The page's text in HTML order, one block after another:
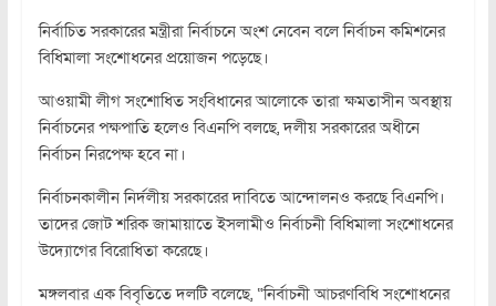
নির্বাচিত সরকারের মন্ত্রীরা নির্বাচনে অংশ নেবেন বলে নির্বাচন কমিশনের
বিধিমালা সংশোধনের প্রয়োজন পড়েছে।
আওয়ামী লীগ সংশোধিত সংবিধানের আলোকে তারা ক্ষমতাসীন অবস্থায়
নির্বাচনের পক্ষপাতি হলেও বিএনপি বলছে, দলীয় সরকারের অধীনে
নির্বাচন নিরপেক্ষ হবে না।
নির্বাচনকালীন নির্দলীয় সরকারের দাবিতে আন্দোলনও করছে বিএনপি।
তাদের জোট শরিক জামায়াতে ইসলামীও নির্বাচনী বিধিমালা সংশোধনের
উদ্যোগের বিরোধিতা করেছে।
মঙ্গলবার এক বিবৃতিতে দলটি বলেছে, “নির্বাচনী আচরণবিধি সংশোধনের